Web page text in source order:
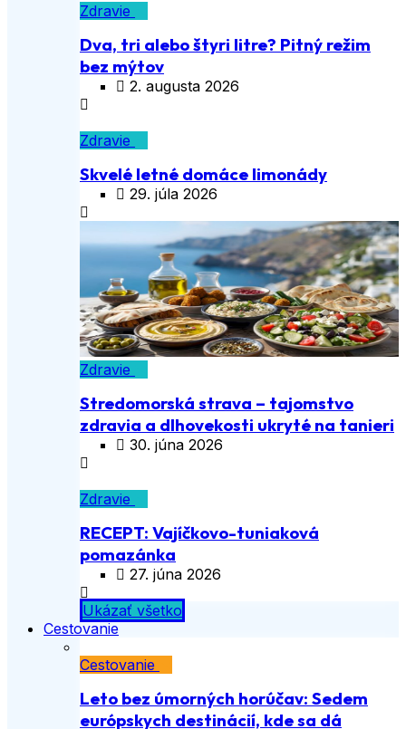
Zdravie
Dva, tri alebo štyri litre? Pitný režim
bez mýtov
2. augusta 2026
Zdravie
Skvelé letné domáce limonády
29. júla 2026
Zdravie
Stredomorská strava – tajomstvo
zdravia a dlhovekosti ukryté na tanieri
30. júna 2026
Zdravie
RECEPT: Vajíčkovo-tuniaková
pomazánka
27. júna 2026
Ukázať všetko
Cestovanie
Cestovanie
Leto bez úmorných horúčav: Sedem
európskych destinácií, kde sa dá